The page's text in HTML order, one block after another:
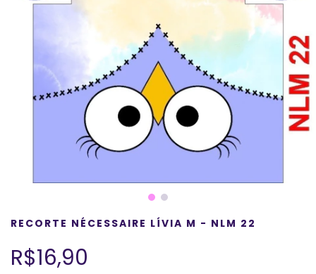
RECORTE NÉCESSAIRE LÍVIA M - NLM 22
R$16,90